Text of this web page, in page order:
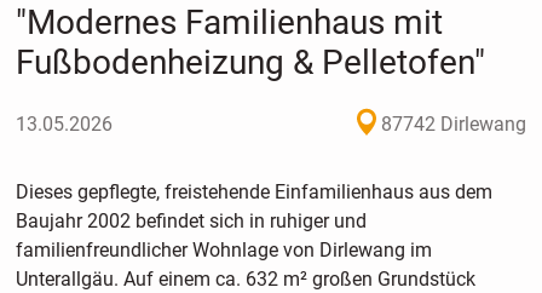
"Modernes Familienhaus mit
Fußbodenheizung & Pelletofen"
13.05.2026 87742 Dirlewang
Dieses gepflegte, freistehende Einfamilienhaus aus dem
Baujahr 2002 befindet sich in ruhiger und
familienfreundlicher Wohnlage von Dirlewang im
Unterallgäu. Auf einem ca. 632 m² großen Grundstück